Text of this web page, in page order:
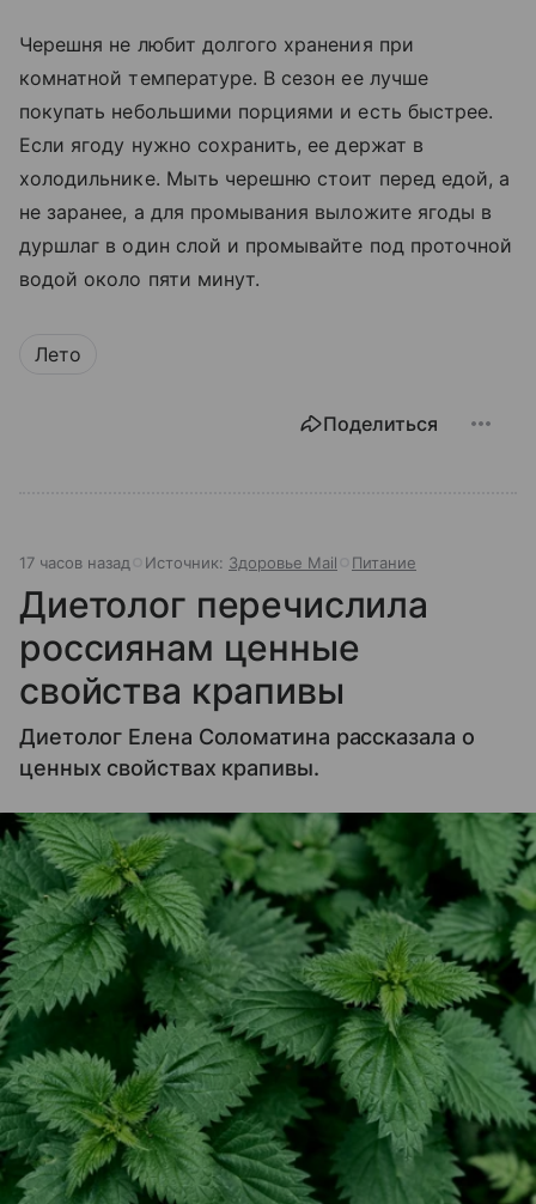
Черешня не любит долгого хранения при
комнатной температуре. В сезон ее лучше
покупать небольшими порциями и есть быстрее.
Если ягоду нужно сохранить, ее держат в
холодильнике. Мыть черешню стоит перед едой, а
не заранее, а для промывания выложите ягоды в
дуршлаг в один слой и промывайте под проточной
водой около пяти минут.
Лето
Поделиться
17 часов назад Источник: Здоровье Mail Питание
Диетолог перечислила
россиянам ценные
свойства крапивы
Диетолог Елена Соломатина рассказала о
ценных свойствах крапивы.